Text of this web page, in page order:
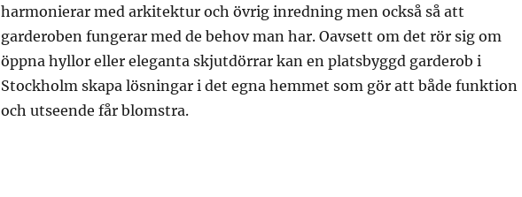
harmonierar med arkitektur och övrig inredning men också så att
garderoben fungerar med de behov man har. Oavsett om det rör sig om
öppna hyllor eller eleganta skjutdörrar kan en platsbyggd garderob i
Stockholm skapa lösningar i det egna hemmet som gör att både funktion
och utseende får blomstra.